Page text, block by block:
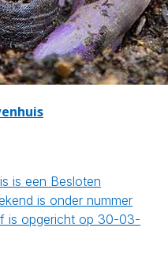
is een Besloten
is onder nummer
is opgericht op 30-03-